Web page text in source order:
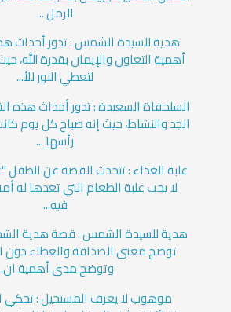
الرمل ...
هدية للسيدة الشمس : تدور أحداث
أهمية التعاون والإيمان بقدرة
لتعطي النور للأ...
السلحفاة السعيدة : تدور أحداث هذه
الجد والنشاط، حيث إنه صباح كل يوم
رأسها ...
علبة الغذاء : تتحدث القصة عن
لا يحب علبة الطعام التي تعدها له
فيه...
هدية للسيدة الشمس : قصة هدية
توضح معنى الصداقة والعطاء دون
وتوضح مدى أهمية
موهوب لا يعرف المستحيل :